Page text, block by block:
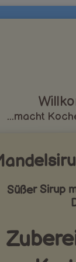
...macht
Süßer Sirup